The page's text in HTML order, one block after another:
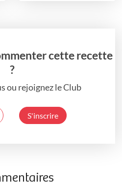
cette recette
?
ou rejoignez le Club
S'inscrire